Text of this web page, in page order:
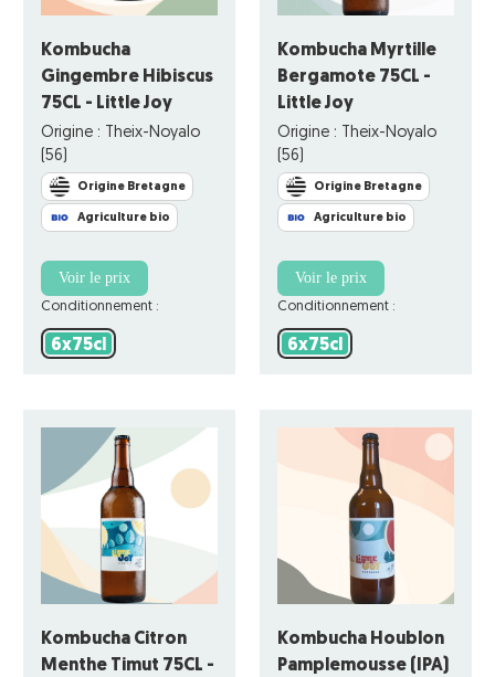
Kombucha
Gingembre Hibiscus
75CL - Little Joy
Origine : Theix-Noyalo
(56)
Origine Bretagne
Agriculture bio
Voir le prix
Conditionnement :
6x75cl
Kombucha Myrtille
Bergamote 75CL -
Little Joy
Origine : Theix-Noyalo
(56)
Origine Bretagne
Agriculture bio
Voir le prix
Conditionnement :
6x75cl
Kombucha Citron
Menthe Timut 75CL -
Kombucha Houblon
Pamplemousse (IPA)